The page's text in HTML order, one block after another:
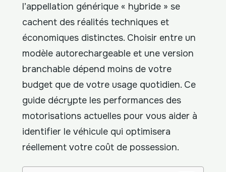
l’appellation générique « hybride » se
cachent des réalités techniques et
économiques distinctes. Choisir entre un
modèle autorechargeable et une version
branchable dépend moins de votre
budget que de votre usage quotidien. Ce
guide décrypte les performances des
motorisations actuelles pour vous aider à
identifier le véhicule qui optimisera
réellement votre coût de possession.